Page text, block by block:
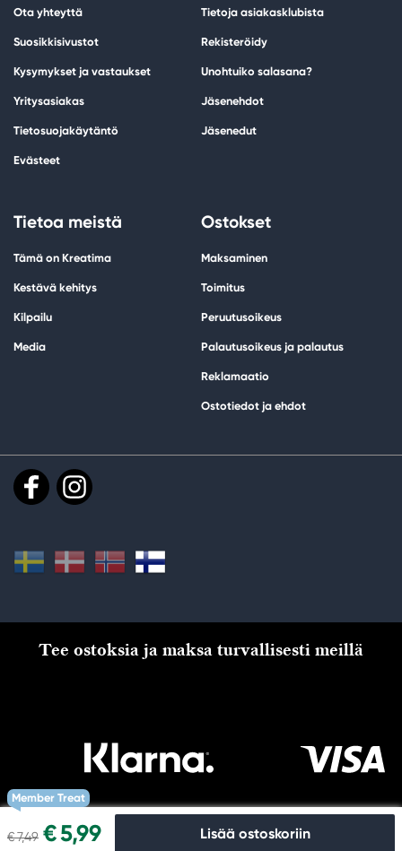
Member Treat
€ 7,49 € 5,99 Lisää ostoskoriin
Ota yhteyttä
Suosikkisivustot
Kysymykset ja vastaukset
Yritysasiakas
Tietosuojakäytäntö
Evästeet
Tietoja asiakasklubista
Rekisteröidy
Unohtuiko salasana?
Jäsenehdot
Jäsenedut
Tietoa meistä
Tämä on Kreatima
Kestävä kehitys
Kilpailu
Media
Ostokset
Maksaminen
Toimitus
Peruutusoikeus
Palautusoikeus ja palautus
Reklamaatio
Ostotiedot ja ehdot
Tee ostoksia ja maksa turvallisesti meillä